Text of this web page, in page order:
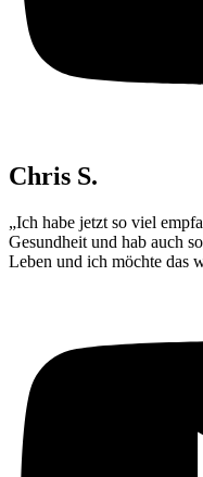
Chris S.
„Ich habe jetzt so viel
Gesundheit und hab auch
Leben und ich möchte das